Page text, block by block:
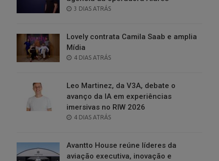
POSTED
3 DIAS ATRÁS
Lovely contrata Camila Saab e amplia
Mídia
POSTED
4 DIAS ATRÁS
Leo Martinez, da V3A, debate o
avanço da IA em experiências
imersivas no RIW 2026
POSTED
4 DIAS ATRÁS
Avantto House reúne líderes da
aviação executiva, inovação e